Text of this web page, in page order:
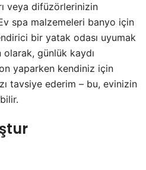
veya difüzörlerinizin
spa malzemeleri banyo için
bir yatak odası uyumak
olarak, günlük kaydı
yaparken kendiniz için
tavsiye ederim – bu, evinizin